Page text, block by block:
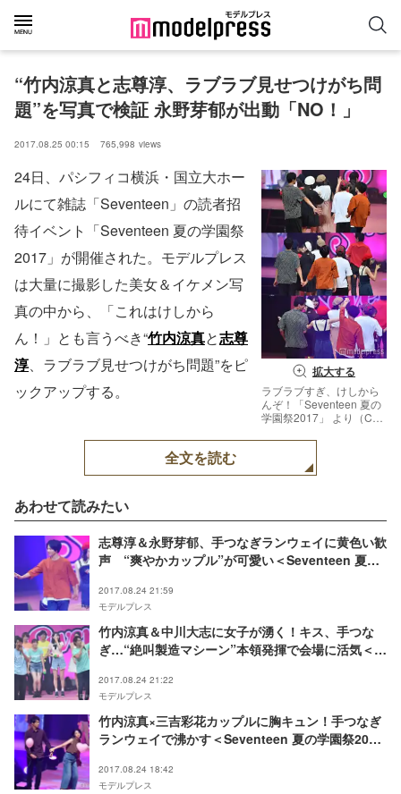
“竹内涼真と志尊淳、ラブラブ見せつけがち問
題”を写真で検証 永野芽郁が出動「NO！」
2017.08.25 00:15 765,998 views
拡大する
ラブラブすぎ、けしから
んぞ！「Seventeen 夏の
学園祭2017」 より（C）
24日、パシフィコ横浜・国立大ホー
ルにて雑誌「Seventeen」の読者招
待イベント「Seventeen 夏の学園祭
2017」が開催された。モデルプレス
は大量に撮影した美女＆イケメン写
真の中から、「これはけしから
ん！」とも言うべき“竹内涼真と志尊
淳、ラブラブ見せつけがち問題”をピ
ックアップする。
全文を読む
あわせて読みたい
志尊淳＆永野芽郁、手つなぎランウェイに黄色い歓
声 “爽やかカップル”が可愛い＜Seventeen 夏の
2017.08.24 21:59
モデルプレス
竹内涼真＆中川大志に女子が湧く！キス、手つな
ぎ…“絶叫製造マシーン”本領発揮で会場に活気＜
2017.08.24 21:22
モデルプレス
竹内涼真×三吉彩花カップルに胸キュン！手つなぎ
ランウェイで沸かす＜Seventeen 夏の学園祭2017
2017.08.24 18:42
モデルプレス